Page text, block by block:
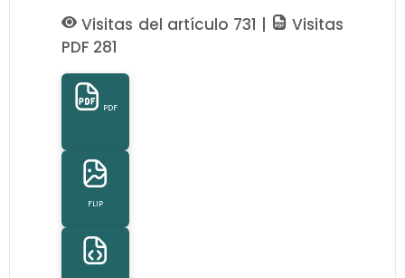
Visitas del artículo 731 |
Visitas
PDF 281
PDF
FLIP